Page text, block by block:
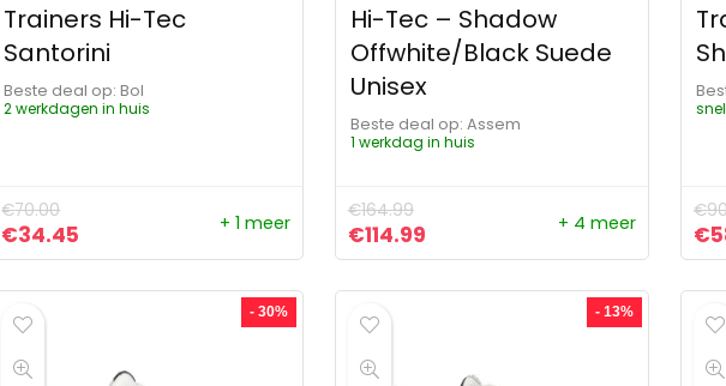
Trainers Hi-Tec
Santorini
Beste deal op:
Bol
2 werkdagen in huis
€70.00
Oorspronkelijke prijs was: €70.00.
€34.45 Huidige prijs is: €34.45.
+ 1 meer
Hi-Tec – Shadow
Offwhite/Black Suede
Unisex
Beste deal op:
Assem
1 werkdag in huis
€164.99
Oorspronkelijke prijs was: €164.99.
€114.99Huidige prijs is: €114.99.
+ 4 meer
€
€
- 30% - 13%